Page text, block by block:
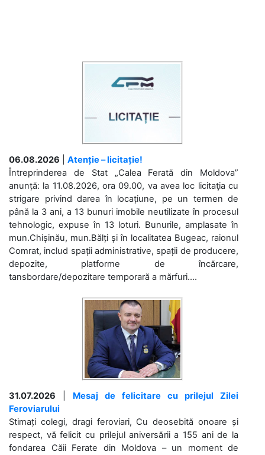
06.08.2026
Atenție – licitație!
Întreprinderea de Stat „Calea Ferată din Moldova”
anunță: la 11.08.2026, ora 09.00, va avea loc licitaţia cu
strigare privind darea în locațiune, pe un termen de
până la 3 ani, a 13 bunuri imobile neutilizate în procesul
tehnologic, expuse în 13 loturi. Bunurile, amplasate în
mun.Chișinău, mun.Bălți și în localitatea Bugeac, raionul
Comrat, includ spații administrative, spații de producere,
depozite, platforme de încărcare,
tansbordare/depozitare temporară a mărfuri....
31.07.2026
Mesaj de felicitare cu prilejul Zilei
Feroviarului
Stimați colegi, dragi feroviari, Cu deosebită onoare și
respect, vă felicit cu prilejul aniversării a 155 ani de la
fondarea Căii Ferate din Moldova – un moment de